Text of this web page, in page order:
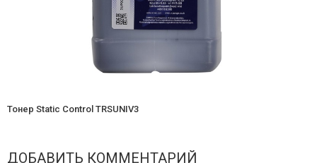
Тонер Static Control TRSUNIV3
ДОБАВИТЬ КОММЕНТАРИЙ